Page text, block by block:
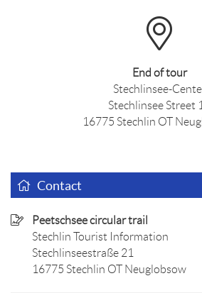
End of tour
Stechlinsee-
Stechlinsee Street
16775 Stechlin OT
Contact
Peetschsee circular trail
Stechlin Tourist Information
Stechlinseestraße 21
16775 Stechlin OT Neuglobsow